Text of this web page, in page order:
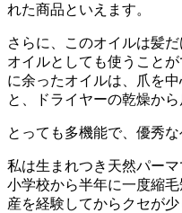
れた商品といえます。
さらに、このオイルは髪
オイルとしても使うこと
に余ったオイルは、爪を
と、ドライヤーの乾燥か
とっても多機能で、優秀
私は生まれつき天然パーマ
小学校から半年に一度縮
産を経験してからクセが